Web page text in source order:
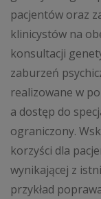
pacjentów oraz
klinicystów na
konsultacji
zaburzeń
realizowane w
a dostęp do
ograniczony.
korzyści dla
wynikającej z
przykład